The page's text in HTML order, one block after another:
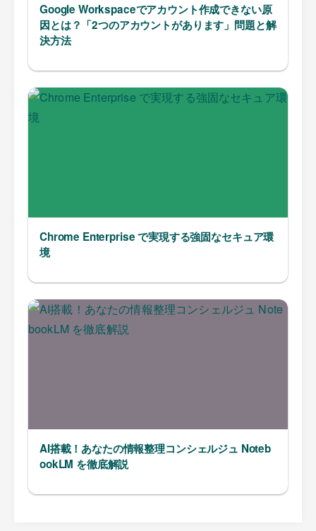
Google Workspaceでアカウント作成できない原
因とは？「2つのアカウントがあります」問題と解
決方法
Chrome Enterprise で実現する強固なセキュア環
境
AI搭載！あなたの情報整理コンシェルジュ Noteb
ookLM を徹底解説